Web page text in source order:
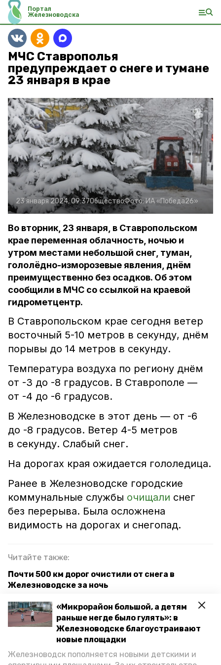
«Микрорайон большой, а детям
раньше негде было гулять»: в
Железноводске благоустраивают
новые площадки
Железноводск пополняется новыми детскими и
Портал
Железноводска
МЧС Ставрополья
предупреждает о снеге и тумане
23 января в крае
23 января 2024, 09:37ОбществоФото: ИА «Победа26»
Во вторник, 23 января, в Ставропольском
крае переменная облачность, ночью и
утром местами небольшой снег, туман,
гололёдно-изморозевые явления, днём
преимущественно без осадков. Об этом
сообщили в МЧС со ссылкой на краевой
гидрометцентр.
В Ставропольском крае сегодня ветер
восточный 5-10 метров в секунду, днём
порывы до 14 метров в секунду.
Температура воздуха по региону днём
от -3 до -8 градусов. В Ставрополе —
от -4 до -6 градусов.
В Железноводске в этот день — от -6
до -8 градусов. Ветер 4-5 метров
в секунду. Слабый снег.
На дорогах края ожидается гололедица.
Ранее в Железноводске городские
коммунальные службы очищали снег
без перерыва. Была осложнена
видимость на дорогах и снегопад.
Читайте также:
Почти 500 км дорог очистили от снега в
Железноводске за ночь
Более 10 единиц техники задействуют для
уборки снега в Железноводске
Спасатели МЧС Ставрополья предупредили о
снеге в крае 11 января